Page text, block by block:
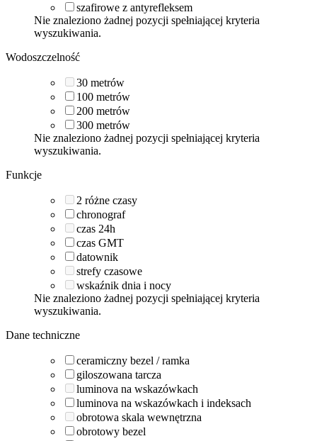
szafirowe z antyrefleksem
Nie znaleziono żadnej pozycji spełniającej kryteria
wyszukiwania.
Wodoszczelność
30 metrów
100 metrów
200 metrów
300 metrów
Nie znaleziono żadnej pozycji spełniającej kryteria
wyszukiwania.
Funkcje
2 różne czasy
chronograf
czas 24h
czas GMT
datownik
strefy czasowe
wskaźnik dnia i nocy
Nie znaleziono żadnej pozycji spełniającej kryteria
wyszukiwania.
Dane techniczne
ceramiczny bezel / ramka
giloszowana tarcza
luminova na wskazówkach
luminova na wskazówkach i indeksach
obrotowa skala wewnętrzna
obrotowy bezel